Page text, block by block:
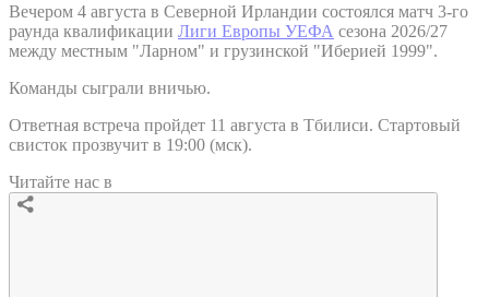
Вечером 4 августа в Северной Ирландии состоялся матч 3-го
раунда квалификации Лиги Европы УЕФА сезона 2026/27
между местным "Ларном" и грузинской "Иберией 1999".
Команды сыграли вничью.
Ответная встреча пройдет 11 августа в Тбилиси. Стартовый
свисток прозвучит в 19:00 (мск).
Читайте нас в